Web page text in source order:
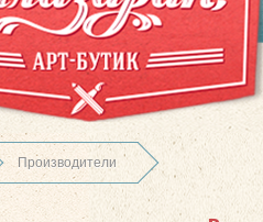
Производители